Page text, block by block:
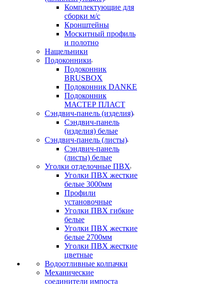
Комплектующие для
сборки м/с
Кронштейны
Москитный профиль
и полотно
Нащельники
Подоконники
Подоконник
BRUSBOX
Подоконник DANKE
Подоконник
МАСТЕР ПЛАСТ
Сэндвич-панель (изделия)
Сэндвич-панель
(изделия) белые
Сэндвич-панель (листы)
Сэндвич-панель
(листы) белые
Уголки отделочные ПВХ
Уголки ПВХ жесткие
белые 3000мм
Профили
установочные
Уголки ПВХ гибкие
белые
Уголки ПВХ жесткие
белые 2700мм
Уголки ПВХ жесткие
цветные
Водоотливные колпачки
Механические
соединители импоста